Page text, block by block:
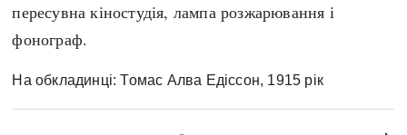
Авіація і космонавтика
Княжа доба
пересувна кіностудія, лампа розжарювання і
фонограф.
На обкладинці: Томас Алва Едіссон, 1915 рік